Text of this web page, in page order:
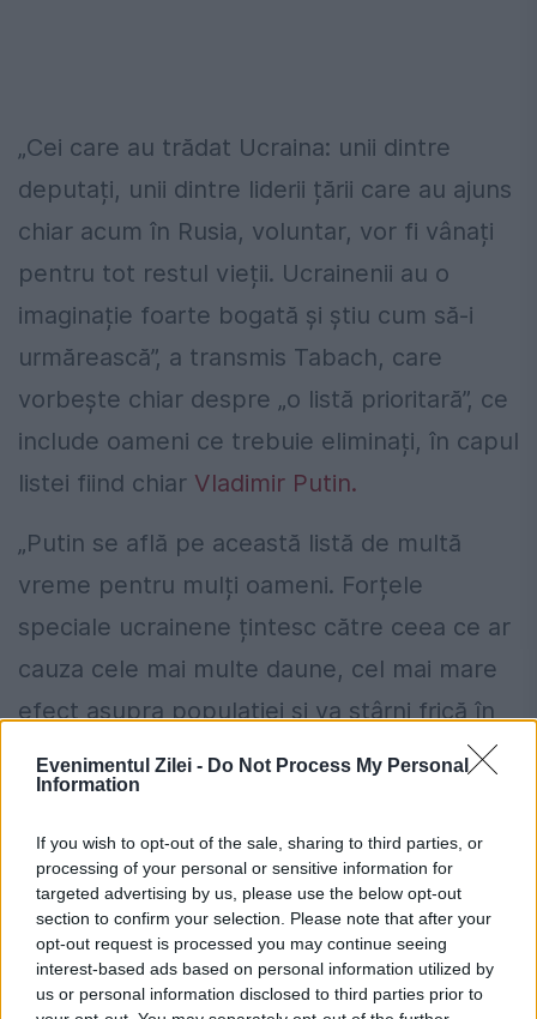
Evenimentul Zilei - Do Not Process My Personal
Information
If you wish to opt-out of the sale, sharing to third parties, or
processing of your personal or sensitive information for
targeted advertising by us, please use the below opt-out
section to confirm your selection. Please note that after your
opt-out request is processed you may continue seeing
interest-based ads based on personal information utilized by
us or personal information disclosed to third parties prior to
„Cei care au trădat Ucraina: unii dintre
deputați, unii dintre liderii țării care au ajuns
chiar acum în Rusia, voluntar, vor fi vânați
pentru tot restul vieții. Ucrainenii au o
imaginație foarte bogată și știu cum să-i
urmărească”, a transmis Tabach, care
vorbește chiar despre „o listă prioritară”, ce
include oameni ce trebuie eliminați, în capul
listei fiind chiar Vladimir Putin.
„Putin se află pe această listă de multă
vreme pentru mulți oameni. Forțele
speciale ucrainene țintesc către ceea ce ar
cauza cele mai multe daune, cel mai mare
efect asupra populației și va stârni frică în
oamenii care susțin rușii. Colaboratorii să
știe că, dacă îl susțin pe inamic, atunci
trebuie să fie pregătiți să moară pentru
asta, pentru că o să îi vânăm”, a declarat
fostul lider NATO.
Susținătorii lui Putin nu sunt în